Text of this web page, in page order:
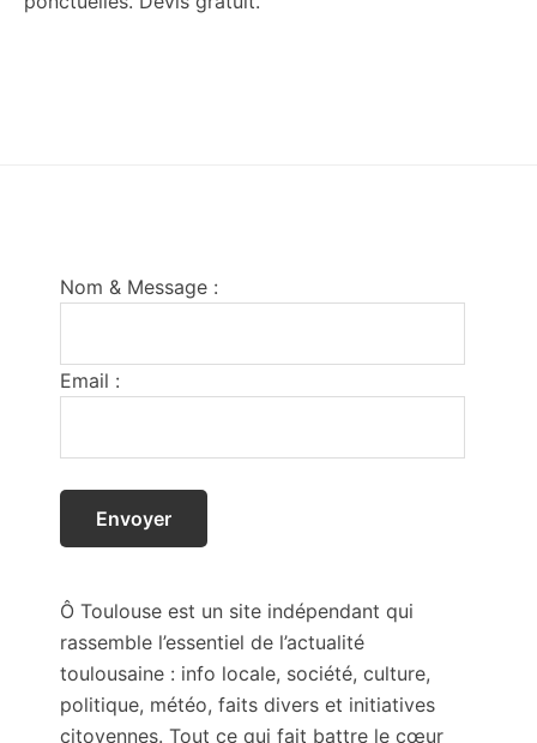
Nom & Message :
Email :
Ô Toulouse est un site indépendant qui
rassemble l’essentiel de l’actualité
toulousaine : info locale, société, culture,
politique, météo, faits divers et initiatives
citoyennes. Tout ce qui fait battre le cœur